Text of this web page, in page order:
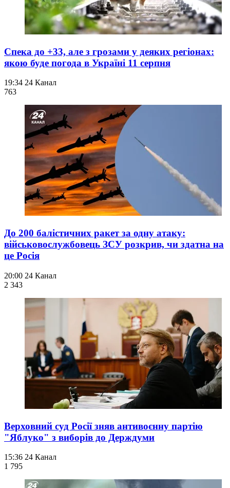
Спека до +33, але з грозами у деяких регіонах:
якою буде погода в Україні 11 серпня
19:34 24 Канал
763
До 200 балістичних ракет за одну атаку:
військовослужбовець ЗСУ розкрив, чи здатна на
це Росія
20:00 24 Канал
2 343
Верховний суд Росії зняв антивоєнну партію
"Яблуко" з виборів до Держдуми
15:36 24 Канал
1 795